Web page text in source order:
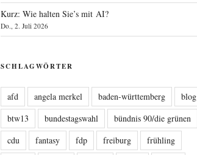
Kurz: Wie halten Sie’s mit AI?
Do., 2. Juli 2026
SCHLAGWÖRTER
afd angela merkel baden-württemberg
blog
btw13
bundestagswahl
bündnis 90/die grünen
cdu
fantasy fdp freiburg
frühling